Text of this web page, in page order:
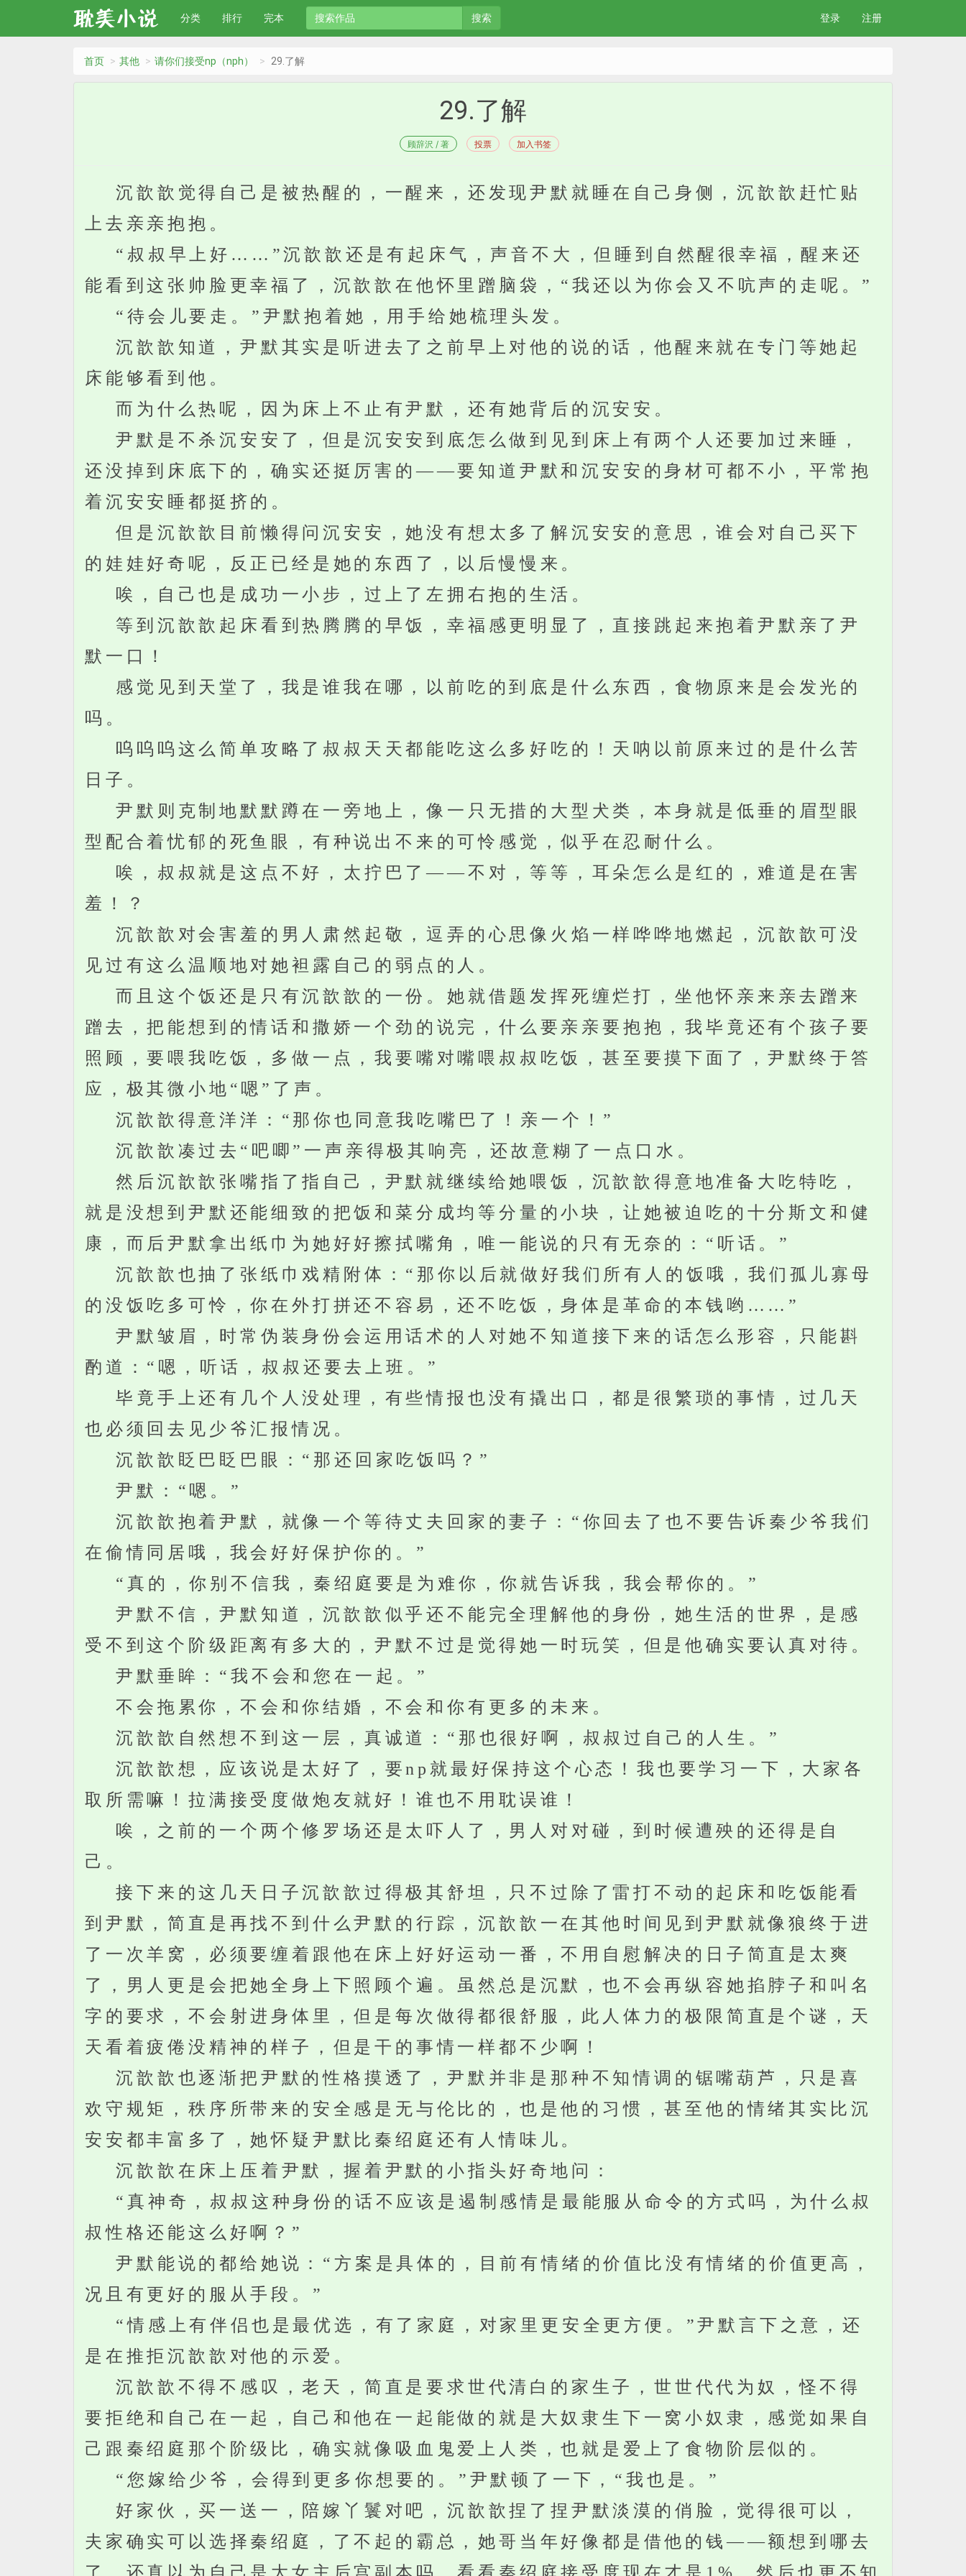
分类 排行 完本 搜索 登录 注册
首页 其他 请你们接受np（nph） 29.了解
29.了解
顾辞沢 / 著 投票 加入书签
沉歆歆觉得自己是被热醒的，一醒来，还发现尹默就睡在自己身侧，沉歆歆赶忙贴
上去亲亲抱抱。
“叔叔早上好……”沉歆歆还是有起床气，声音不大，但睡到自然醒很幸福，醒来还
能看到这张帅脸更幸福了，沉歆歆在他怀里蹭脑袋，“我还以为你会又不吭声的走呢。”
“待会儿要走。”尹默抱着她，用手给她梳理头发。
沉歆歆知道，尹默其实是听进去了之前早上对他的说的话，他醒来就在专门等她起
床能够看到他。
而为什么热呢，因为床上不止有尹默，还有她背后的沉安安。
尹默是不杀沉安安了，但是沉安安到底怎么做到见到床上有两个人还要加过来睡，
还没掉到床底下的，确实还挺厉害的——要知道尹默和沉安安的身材可都不小，平常抱
着沉安安睡都挺挤的。
但是沉歆歆目前懒得问沉安安，她没有想太多了解沉安安的意思，谁会对自己买下
的娃娃好奇呢，反正已经是她的东西了，以后慢慢来。
唉，自己也是成功一小步，过上了左拥右抱的生活。
等到沉歆歆起床看到热腾腾的早饭，幸福感更明显了，直接跳起来抱着尹默亲了尹
默一口！
感觉见到天堂了，我是谁我在哪，以前吃的到底是什么东西，食物原来是会发光的
吗。
呜呜呜这么简单攻略了叔叔天天都能吃这么多好吃的！天呐以前原来过的是什么苦
日子。
尹默则克制地默默蹲在一旁地上，像一只无措的大型犬类，本身就是低垂的眉型眼
型配合着忧郁的死鱼眼，有种说出不来的可怜感觉，似乎在忍耐什么。
唉，叔叔就是这点不好，太拧巴了——不对，等等，耳朵怎么是红的，难道是在害
羞！？
沉歆歆对会害羞的男人肃然起敬，逗弄的心思像火焰一样哗哗地燃起，沉歆歆可没
见过有这么温顺地对她袒露自己的弱点的人。
而且这个饭还是只有沉歆歆的一份。她就借题发挥死缠烂打，坐他怀亲来亲去蹭来
蹭去，把能想到的情话和撒娇一个劲的说完，什么要亲亲要抱抱，我毕竟还有个孩子要
照顾，要喂我吃饭，多做一点，我要嘴对嘴喂叔叔吃饭，甚至要摸下面了，尹默终于答
应，极其微小地“嗯”了声。
沉歆歆得意洋洋：“那你也同意我吃嘴巴了！亲一个！”
沉歆歆凑过去“吧唧”一声亲得极其响亮，还故意糊了一点口水。
然后沉歆歆张嘴指了指自己，尹默就继续给她喂饭，沉歆歆得意地准备大吃特吃，
就是没想到尹默还能细致的把饭和菜分成均等分量的小块，让她被迫吃的十分斯文和健
康，而后尹默拿出纸巾为她好好擦拭嘴角，唯一能说的只有无奈的：“听话。”
沉歆歆也抽了张纸巾戏精附体：“那你以后就做好我们所有人的饭哦，我们孤儿寡母
的没饭吃多可怜，你在外打拼还不容易，还不吃饭，身体是革命的本钱哟……”
尹默皱眉，时常伪装身份会运用话术的人对她不知道接下来的话怎么形容，只能斟
酌道：“嗯，听话，叔叔还要去上班。”
毕竟手上还有几个人没处理，有些情报也没有撬出口，都是很繁琐的事情，过几天
也必须回去见少爷汇报情况。
沉歆歆眨巴眨巴眼：“那还回家吃饭吗？”
尹默：“嗯。”
沉歆歆抱着尹默，就像一个等待丈夫回家的妻子：“你回去了也不要告诉秦少爷我们
在偷情同居哦，我会好好保护你的。”
“真的，你别不信我，秦绍庭要是为难你，你就告诉我，我会帮你的。”
尹默不信，尹默知道，沉歆歆似乎还不能完全理解他的身份，她生活的世界，是感
受不到这个阶级距离有多大的，尹默不过是觉得她一时玩笑，但是他确实要认真对待。
尹默垂眸：“我不会和您在一起。”
不会拖累你，不会和你结婚，不会和你有更多的未来。
沉歆歆自然想不到这一层，真诚道：“那也很好啊，叔叔过自己的人生。”
沉歆歆想，应该说是太好了，要np就最好保持这个心态！我也要学习一下，大家各
取所需嘛！拉满接受度做炮友就好！谁也不用耽误谁！
唉，之前的一个两个修罗场还是太吓人了，男人对对碰，到时候遭殃的还得是自
己。
接下来的这几天日子沉歆歆过得极其舒坦，只不过除了雷打不动的起床和吃饭能看
到尹默，简直是再找不到什么尹默的行踪，沉歆歆一在其他时间见到尹默就像狼终于进
了一次羊窝，必须要缠着跟他在床上好好运动一番，不用自慰解决的日子简直是太爽
了，男人更是会把她全身上下照顾个遍。虽然总是沉默，也不会再纵容她掐脖子和叫名
字的要求，不会射进身体里，但是每次做得都很舒服，此人体力的极限简直是个谜，天
天看着疲倦没精神的样子，但是干的事情一样都不少啊！
沉歆歆也逐渐把尹默的性格摸透了，尹默并非是那种不知情调的锯嘴葫芦，只是喜
欢守规矩，秩序所带来的安全感是无与伦比的，也是他的习惯，甚至他的情绪其实比沉
安安都丰富多了，她怀疑尹默比秦绍庭还有人情味儿。
沉歆歆在床上压着尹默，握着尹默的小指头好奇地问：
“真神奇，叔叔这种身份的话不应该是遏制感情是最能服从命令的方式吗，为什么叔
叔性格还能这么好啊？”
尹默能说的都给她说：“方案是具体的，目前有情绪的价值比没有情绪的价值更高，
况且有更好的服从手段。”
“情感上有伴侣也是最优选，有了家庭，对家里更安全更方便。”尹默言下之意，还
是在推拒沉歆歆对他的示爱。
沉歆歆不得不感叹，老天，简直是要求世代清白的家生子，世世代代为奴，怪不得
要拒绝和自己在一起，自己和他在一起能做的就是大奴隶生下一窝小奴隶，感觉如果自
己跟秦绍庭那个阶级比，确实就像吸血鬼爱上人类，也就是爱上了食物阶层似的。
“您嫁给少爷，会得到更多你想要的。”尹默顿了一下，“我也是。”
好家伙，买一送一，陪嫁丫鬟对吧，沉歆歆捏了捏尹默淡漠的俏脸，觉得很可以，
夫家确实可以选择秦绍庭，了不起的霸总，她哥当年好像都是借他的钱——额想到哪去